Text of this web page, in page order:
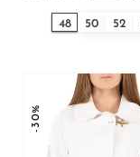
48 50 52
-30%